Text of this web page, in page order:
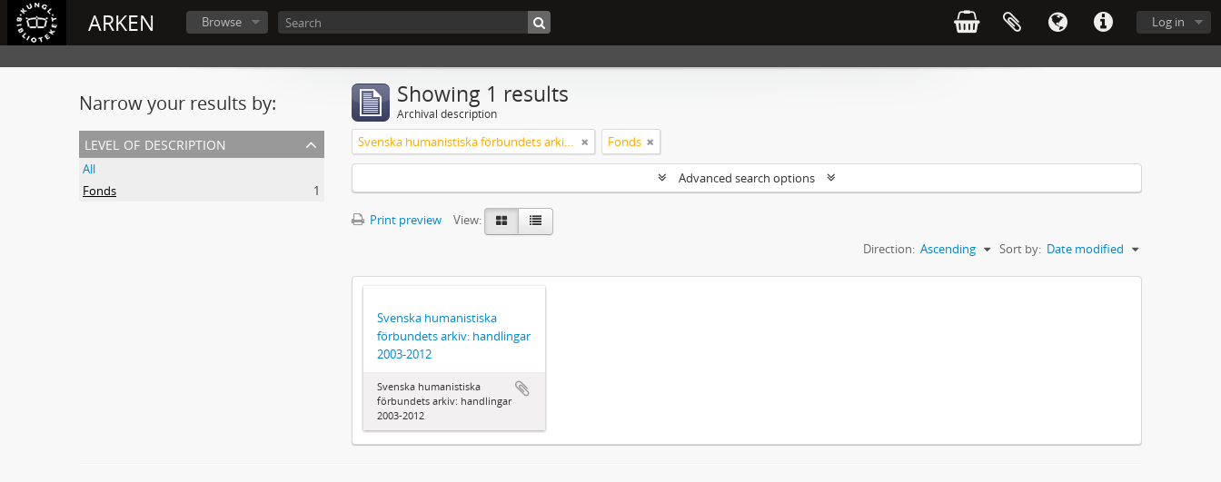
ARKEN Log in
Browse
Narrow your results by:
level of description
All
Fonds
1
Showing 1 results
Archival description
Svenska humanistiska förbundets arkiv: handlingar 2003-2012 Fonds
Advanced search options
Print preview
View:
Sort by: Date modified
Direction: Ascending
Svenska humanistiska
förbundets arkiv: handlingar
2003-2012
Svenska humanistiska
förbundets arkiv: handlingar
2003-2012